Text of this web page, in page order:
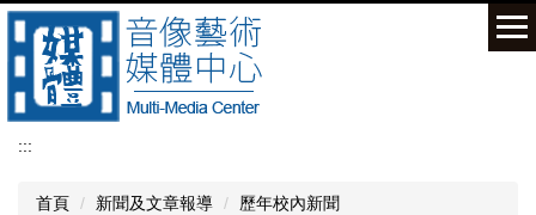
跳
到
要
內
容
:::
首頁 新聞及文章報導
歷年校內新聞